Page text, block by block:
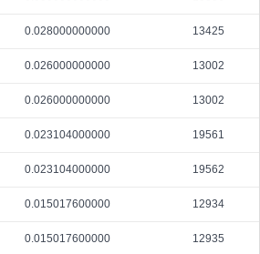
0.028000000000 13425
0.026000000000 13002
0.026000000000 13002
0.023104000000 19561
0.023104000000 19562
0.015017600000 12934
0.015017600000 12935